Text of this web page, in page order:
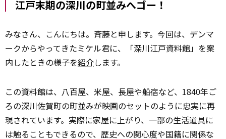
江戸末期の深川の町並みへゴー！
みなさん、こんにちは。斉藤と申します。今回は、デンマ
ークからやってきたミケル君に、「深川江戸資料館」を案
内したときの様子を紹介します。
この資料館は、八百屋、米屋、長屋や船宿など、1840年ご
ろの深川佐賀町の町並みが映画のセットのように忠実に再
現されています。実際に家屋に上がり、一部の生活道具に
は触ることもできるので、歴史への関心度や国籍に関係な